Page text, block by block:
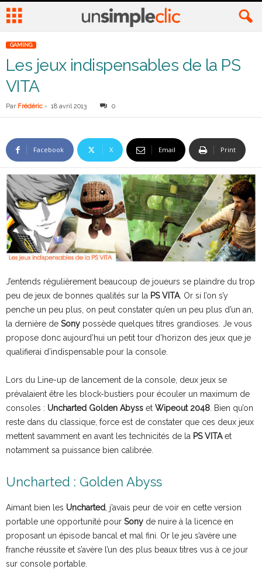
GAMING
Les jeux indispensables de la PS
VITA
Par Frédéric - 18 avril 2013 0
Facebook X Email Print
J’entends régulièrement beaucoup de joueurs se plaindre du trop
peu de jeux de bonnes qualités sur la PS VITA. Or si l’on s’y
penche un peu plus, on peut constater qu’en un peu plus d’un an,
la dernière de Sony possède quelques titres grandioses. Je vous
propose donc aujourd’hui un petit tour d’horizon des jeux que je
qualifierai d’indispensable pour la console.
Lors du Line-up de lancement de la console, deux jeux se
prévalaient être les block-bustiers pour écouler un maximum de
consoles : Uncharted Golden Abyss et Wipeout 2048 . Bien qu’on
reste dans du classique, force est de constater que ces deux jeux
mettent savamment en avant les technicités de la PS VITAet
notamment sa puissance bien calibrée.
Uncharted : Golden Abyss
Aimant bien les Uncharted , j’avais peur de voir en cette version
portable une opportunité pour Sony de nuire à la licence en
proposant un épisode bancal et mal fini. Or le jeu s’avère une
franche réussite et s’avère l’un des plus beaux titres vus à ce jour
sur console portable.